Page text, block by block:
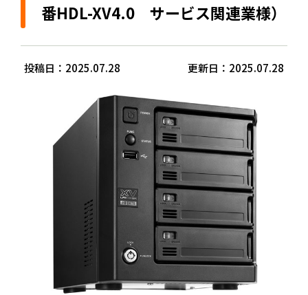
番HDL-XV4.0 サービス関連業様）
投稿日：2025.07.28 更新日：2025.07.28